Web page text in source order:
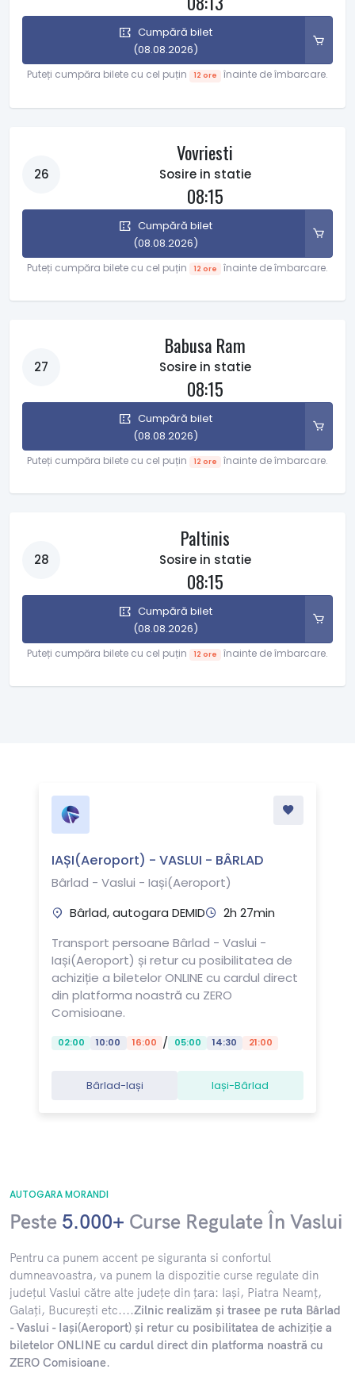
Cumpără bilet
(08.08.2026)
Puteți cumpăra bilete cu cel puțin 12 ore înainte de îmbarcare.
26
Vovriesti
Sosire in statie
08:15
Cumpără bilet
(08.08.2026)
Puteți cumpăra bilete cu cel puțin 12 ore înainte de îmbarcare.
27
Babusa Ram
Sosire in statie
08:15
Cumpără bilet
(08.08.2026)
Puteți cumpăra bilete cu cel puțin 12 ore înainte de îmbarcare.
28
Paltinis
Sosire in statie
08:15
Cumpără bilet
(08.08.2026)
Puteți cumpăra bilete cu cel puțin 12 ore înainte de îmbarcare.
AUTOGARA MORANDI
Peste 5.000+ Curse Regulate În Vaslui
​Pentru ca punem accent pe siguranta si confortul
dumneavoastra, va punem la dispozitie curse regulate din
județul Vaslui către alte județe din țara: Iași, Piatra Neamț,
Galați, București etc....Zilnic realizăm și trasee pe ruta Bârlad
- Vaslui - Iași(Aeroport) și retur cu posibilitatea de achiziție a
biletelor ONLINE cu cardul direct din platforma noastră cu
ZERO Comisioane.
IAȘI(Aeroport) - VASLUI - BÂRLAD
Bârlad - Vaslui - Iași(Aeroport)
Bârlad, autogara DEMID
2h 27min
Transport persoane Bârlad - Vaslui -
Iași(Aeroport) și retur cu posibilitatea de
achiziție a biletelor ONLINE cu cardul direct
din platforma noastră cu ZERO
Comisioane.
02:00 10:00 16:00 / 05:00 14:30 21:00
Bârlad-Iași Iași-Bârlad